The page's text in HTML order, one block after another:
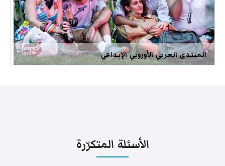
المنتدى العربي الأوروبي الإبداعي
الأسئلة المتكرّرة